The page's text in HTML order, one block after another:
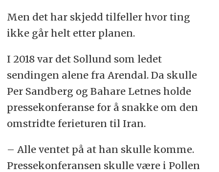
Men det har skjedd tilfeller hvor ting
ikke går helt etter planen.
I 2018 var det Sollund som ledet
sendingen alene fra Arendal. Da skulle
Per Sandberg og Bahare Letnes holde
pressekonferanse for å snakke om den
omstridte ferieturen til Iran.
– Alle ventet på at han skulle komme.
Pressekonferansen skulle være i Pollen